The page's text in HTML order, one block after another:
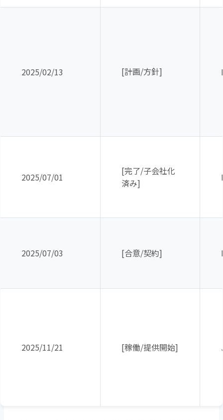
2025/02/13 [計画/方針]
2025/07/01
[完了/子会社化
済み]
2025/07/03 [合意/契約]
2025/11/21 [稼働/提供開始]